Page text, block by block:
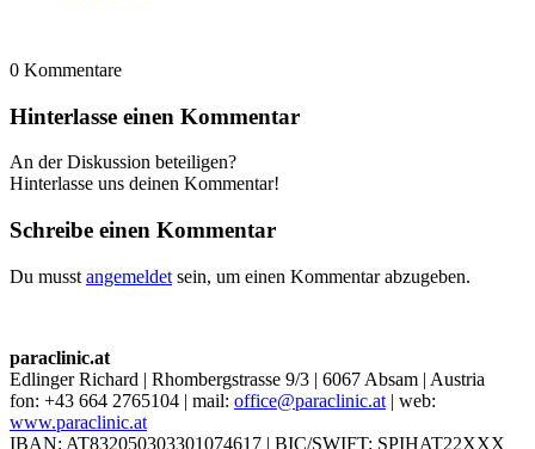
0 Kommentare
Hinterlasse einen Kommentar
An der Diskussion beteiligen?
Hinterlasse uns deinen Kommentar!
Schreibe einen Kommentar
Du musst angemeldet sein, um einen Kommentar abzugeben.
paraclinic.at
Edlinger Richard | Rhombergstrasse 9/3 | 6067 Absam | Austria
fon: +43 664 2765104 | mail: office@paraclinic.at | web:
www.paraclinic.at
IBAN: AT832050303301074617 | BIC/SWIFT: SPIHAT22XXX